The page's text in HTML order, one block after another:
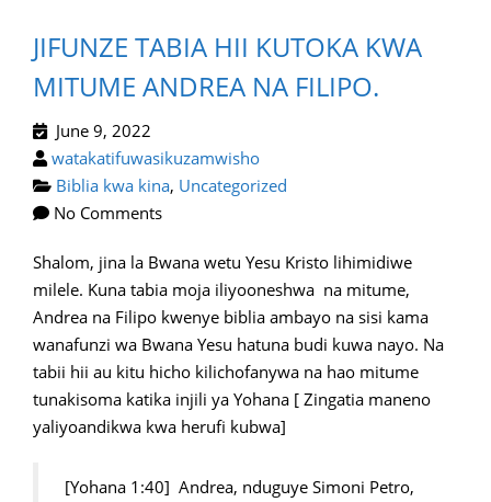
JIFUNZE TABIA HII KUTOKA KWA
MITUME ANDREA NA FILIPO.
June 9, 2022
watakatifuwasikuzamwisho
Biblia kwa kina, Uncategorized
No Comments
Shalom, jina la Bwana wetu Yesu Kristo lihimidiwe
milele. Kuna tabia moja iliyooneshwa na mitume,
Andrea na Filipo kwenye biblia ambayo na sisi kama
wanafunzi wa Bwana Yesu hatuna budi kuwa nayo. Na
tabii hii au kitu hicho kilichofanywa na hao mitume
tunakisoma katika injili ya Yohana [ Zingatia maneno
yaliyoandikwa kwa herufi kubwa]
[Yohana 1:40] Andrea, nduguye Simoni Petro,